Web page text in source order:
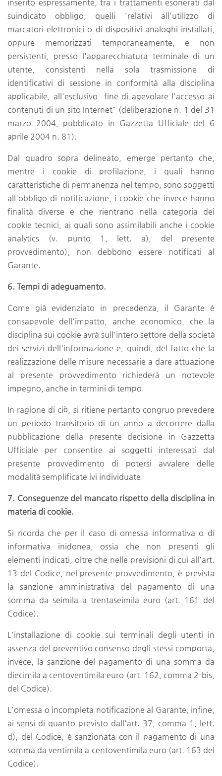
inserito espressamente, tra i trattamenti esonerati dal
suindicato obbligo, quelli "relativi all'utilizzo di
marcatori elettronici o di dispositivi analoghi installati,
oppure memorizzati temporaneamente, e non
persistenti, presso l'apparecchiatura terminale di un
utente, consistenti nella sola trasmissione di
identificativi di sessione in conformità alla disciplina
applicabile, all'esclusivo fine di agevolare l'accesso ai
contenuti di un sito Internet" (deliberazione n. 1 del 31
marzo 2004, pubblicato in Gazzetta Ufficiale del 6
aprile 2004 n. 81).
Dal quadro sopra delineato, emerge pertanto che,
mentre i cookie di profilazione, i quali hanno
caratteristiche di permanenza nel tempo, sono soggetti
all'obbligo di notificazione, i cookie che invece hanno
finalità diverse e che rientrano nella categoria dei
cookie tecnici, ai quali sono assimilabili anche i cookie
analytics (v. punto 1, lett. a), del presente
provvedimento), non debbono essere notificati al
Garante.
6. Tempi di adeguamento.
Come già evidenziato in precedenza, il Garante è
consapevole dell'impatto, anche economico, che la
disciplina sui cookie avrà sull'intero settore della società
dei servizi dell'informazione e, quindi, del fatto che la
realizzazione delle misure necessarie a dare attuazione
al presente provvedimento richiederà un notevole
impegno, anche in termini di tempo.
In ragione di ciò, si ritiene pertanto congruo prevedere
un periodo transitorio di un anno a decorrere dalla
pubblicazione della presente decisione in Gazzetta
Ufficiale per consentire ai soggetti interessati dal
presente provvedimento di potersi avvalere delle
modalità semplificate ivi individuate.
7. Conseguenze del mancato rispetto della disciplina in
materia di cookie.
Si ricorda che per il caso di omessa informativa o di
informativa inidonea, ossia che non presenti gli
elementi indicati, oltre che nelle previsioni di cui all'art.
13 del Codice, nel presente provvedimento, è prevista
la sanzione amministrativa del pagamento di una
somma da seimila a trentaseimila euro (art. 161 del
Codice).
L'installazione di cookie sui terminali degli utenti in
assenza del preventivo consenso degli stessi comporta,
invece, la sanzione del pagamento di una somma da
diecimila a centoventimila euro (art. 162, comma 2-bis,
del Codice).
L'omessa o incompleta notificazione al Garante, infine,
ai sensi di quanto previsto dall'art. 37, comma 1, lett.
d), del Codice, è sanzionata con il pagamento di una
somma da ventimila a centoventimila euro (art. 163 del
Codice).